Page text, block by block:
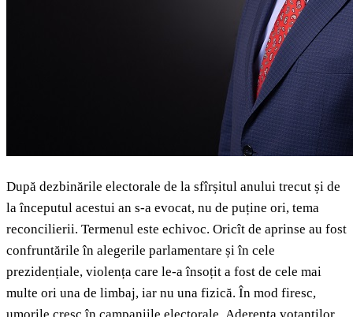
După dezbinările electorale de la sfîrșitul anului trecut și de
la începutul acestui an s-a evocat, nu de puține ori, tema
reconcilierii. Termenul este echivoc. Oricît de aprinse au fost
confruntările în alegerile parlamentare și în cele
prezidențiale, violența care le-a însoțit a fost de cele mai
multe ori una de limbaj, iar nu una fizică. În mod firesc,